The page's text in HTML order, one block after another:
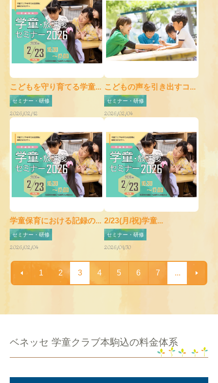
こどもを守り育てる学童...
セミナー・研修
2026/02/12
こどもの声を引き出すコ...
セミナー・研修
2026/02/04
学童保育における記録の...
セミナー・研修
2026/02/04
2/23(月/祝)学童...
セミナー・研修
2026/01/30
1 2 3 4 5 6 7 ...
ベネッセ 学童クラブ本駒込の料金体系